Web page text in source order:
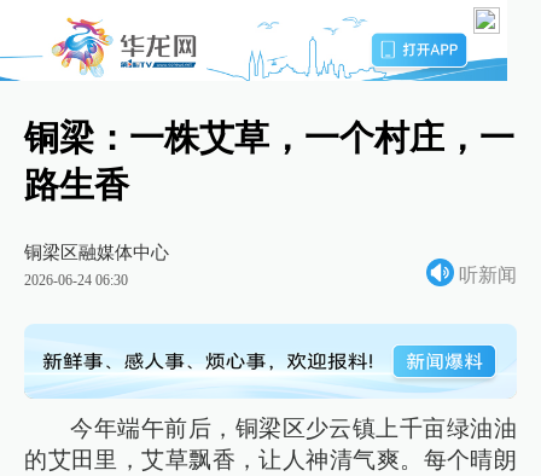
铜梁：一株艾草，一个村庄，一
路生香
铜梁区融媒体中心
2026-06-24 06:30 听新闻
今年端午前后，铜梁区少云镇上千亩绿油油
的艾田里，艾草飘香，让人神清气爽。每个晴朗